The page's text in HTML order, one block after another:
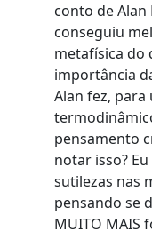
conto de Alan
conseguiu
metafísica do
importância
Alan fez,
pensamento
notar isso?
sutilezas nas
pensando se
MUITO MAIS